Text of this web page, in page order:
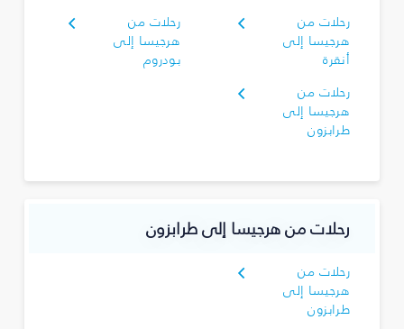
رحلات من
هرجيسا إلى
أنقرة
رحلات من
هرجيسا إلى
بودروم
رحلات من
هرجيسا إلى
طرابزون
رحلات من هرجيسا إلى طرابزون
رحلات من
هرجيسا إلى
طرابزون